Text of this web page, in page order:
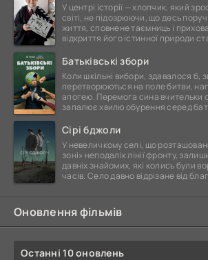
У центрі історії — хлопчик, який
світі, не підозрюючи, що десь
життя, сповнене таємниць і
відкриття його істинної природи
Батьківські збори
Коли шкільні вибори, здавалося б,
перетворюються на поле битви,
апогею. Перемога сина вчительки
запалює хвилю обурення серед
Сірі бджоли
У невеличкому селі, що
зоні» неподалік лінії фронту,
давніх знайомих, які колись були
часів. Село давно відрізане від благ
Оновлення фільмів
Останні 10 оновлень